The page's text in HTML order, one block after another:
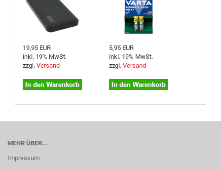
19,95 EUR
inkl. 19% MwSt.
zzgl. Versand
5,95 EUR
inkl. 19% MwSt.
zzgl. Versand
MEHR ÜBER...
Impressum